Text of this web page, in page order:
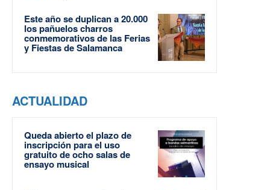
Este año se duplican a 20.000
los pañuelos charros
conmemorativos de las Ferias
y Fiestas de Salamanca
ACTUALIDAD
Queda abierto el plazo de
inscripción para el uso
gratuito de ocho salas de
ensayo musical